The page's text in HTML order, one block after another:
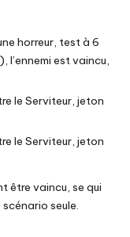
horreur, test à 6
est vaincu,
le Serviteur, jeton
le Serviteur, jeton
être vaincu, se qui
seule.